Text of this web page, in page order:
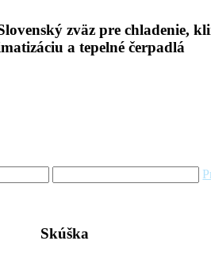
Skúška